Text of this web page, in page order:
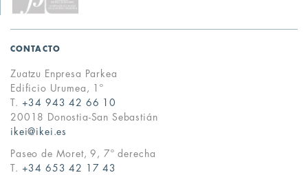
CONTACTO
Zuatzu Enpresa Parkea
Edificio Urumea, 1º
T. +34 943 42 66 10
20018 Donostia-San Sebastián
ikei@ikei.es
Paseo de Moret, 9, 7º derecha
T. +34 653 42 17 43